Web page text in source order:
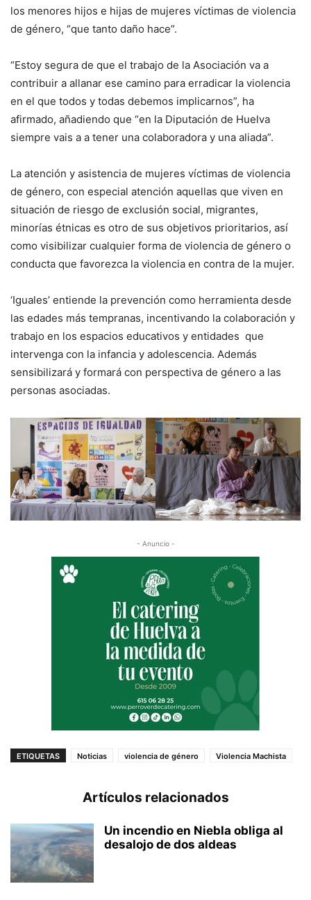
los menores hijos e hijas de mujeres víctimas de violencia
de género, “que tanto daño hace”.
“Estoy segura de que el trabajo de la Asociación va a
contribuir a allanar ese camino para erradicar la violencia
en el que todos y todas debemos implicarnos”, ha
afirmado, añadiendo que “en la Diputación de Huelva
siempre vais a a tener una colaboradora y una aliada”.
La atención y asistencia de mujeres víctimas de violencia
de género, con especial atención aquellas que viven en
situación de riesgo de exclusión social, migrantes,
minorías étnicas es otro de sus objetivos prioritarios, así
como visibilizar cualquier forma de violencia de género o
conducta que favorezca la violencia en contra de la mujer.
‘Iguales’ entiende la prevención como herramienta desde
las edades más tempranas, incentivando la colaboración y
trabajo en los espacios educativos y entidades que
intervenga con la infancia y adolescencia. Además
sensibilizará y formará con perspectiva de género a las
personas asociadas.
- Anuncio -
ETIQUETAS Noticias violencia de género Violencia Machista
Artículos relacionados
Un incendio en Niebla obliga al
desalojo de dos aldeas